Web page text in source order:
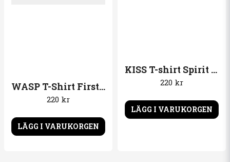
WASP T-Shirt First LOGO
220 kr
LÄGG I VARUKORGEN
KISS T-shirt Spirit of ´76
220 kr
LÄGG I VARUKORGEN